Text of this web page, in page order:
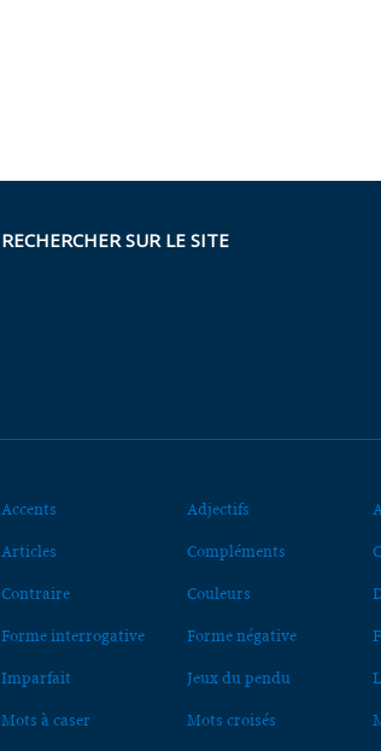
RECHERCHER SUR LE SITE
Accents Adjectifs
Articles Compléments
Contraire Couleurs
Forme interrogative Forme négative
Imparfait Jeux du pendu
Mots à caser Mots croisés